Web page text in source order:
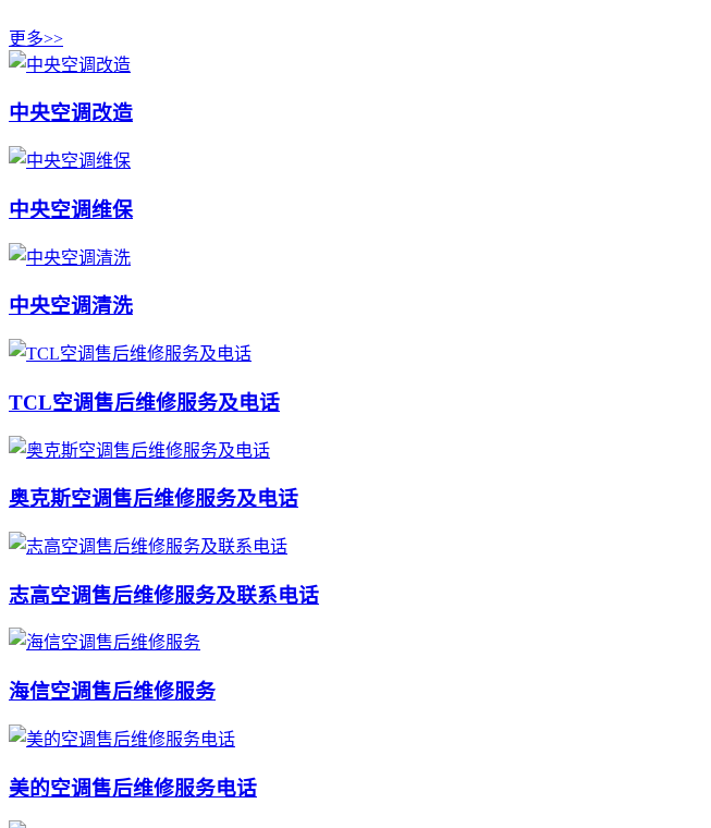
更多>>
中央空调改造
中央空调维保
中央空调清洗
TCL空调售后维修服务及电话
奥克斯空调售后维修服务及电话
志高空调售后维修服务及联系电话
海信空调售后维修服务
美的空调售后维修服务电话